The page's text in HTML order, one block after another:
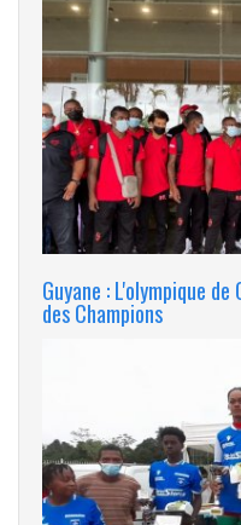
Guyane : L'olympique
des Champions